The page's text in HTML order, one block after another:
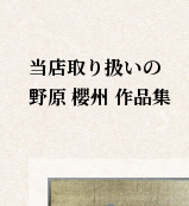
当店取り扱いの
野原 櫻州 作品集